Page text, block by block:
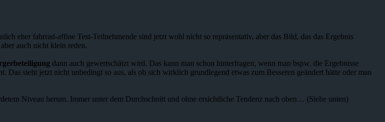
eher fahrrad-affine Test-Teilnehmende sind jetzt wohl nicht so repräsentativ, aber das Bild, das das Ergebnis
auch nicht klein reden.
dann auch gewertschätzt wird. Das kann man schon hinterfragen, wenn man bspw. die Ergebnisse
Das sieht jetzt nicht unbedingt so aus, als ob sich wirklich grundlegend etwas zum Besseren geändert hätte oder man
Niveau herum. Immer unter dem Durchschnitt und ohne ersichtliche Tendenz nach oben… (Siehe unten)